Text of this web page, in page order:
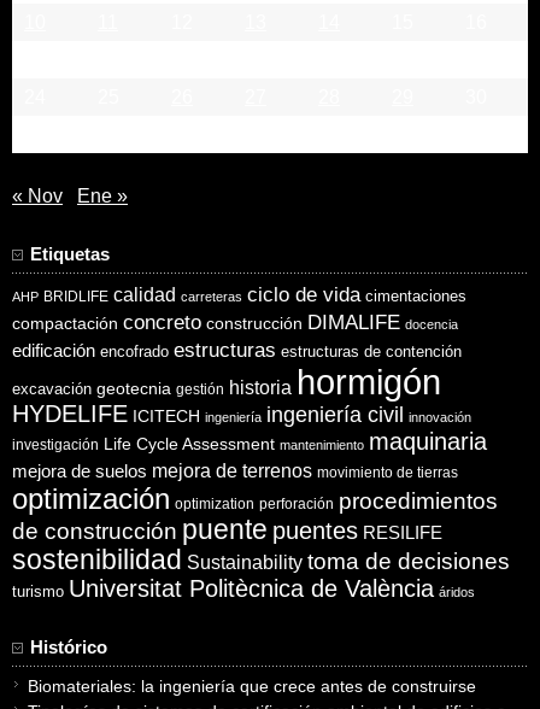
« Nov Ene »
Etiquetas
AHP BRIDLIFE calidad carreteras ciclo de vida cimentaciones
compactación concreto construcción DIMALIFE docencia
edificación encofrado estructuras estructuras de contención
excavación geotecnia gestión historia hormigón
HYDELIFE ICITECH ingeniería ingeniería civil innovación
investigación Life Cycle Assessment mantenimiento maquinaria
mejora de suelos mejora de terrenos movimiento de tierras
optimización optimization perforación procedimientos
de construcción puente puentes RESILIFE
sostenibilidad Sustainability toma de decisiones
turismo Universitat Politècnica de València áridos
Histórico
Biomateriales: la ingeniería que crece antes de construirse